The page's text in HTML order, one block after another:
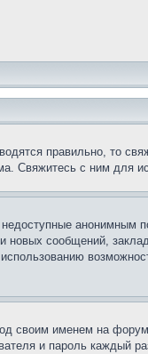
правильно, то
Свяжитесь с ним для
анонимным
новых сообщений,
использованию
своим именем на
и пароль каждый